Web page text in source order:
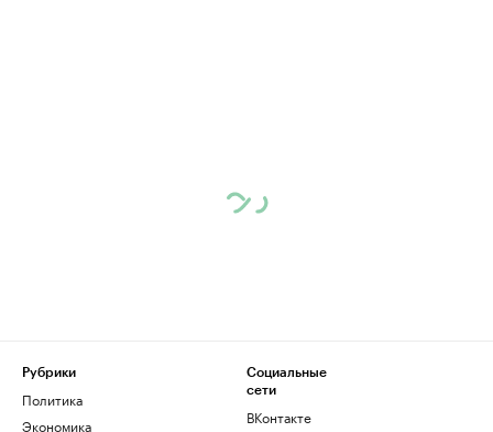
Рубрики
Политика
Экономика
Социальные
сети
ВКонтакте